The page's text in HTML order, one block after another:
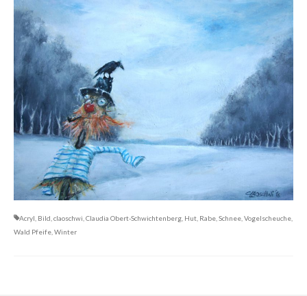
Gemälde
Geschnitzte
Gezeichnete
Köpfe
Märchen
Schwarze Serie
Viecher
Illustrationen
Comic, Figuren & Stories
Acryl Bild claoschwi Claudia Obert-Schwichtenberg Hut Rabe Schnee Vogelscheuche
Wald Pfeife Winter